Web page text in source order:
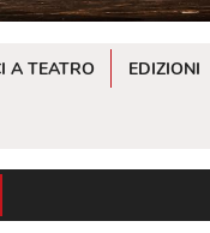
A TEATRO EDIZIONI